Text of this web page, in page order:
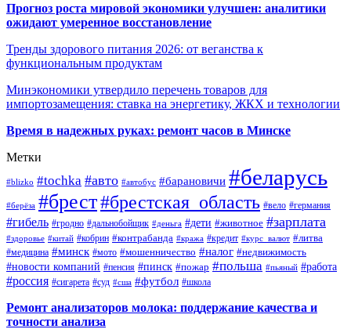
Прогноз роста мировой экономики улучшен: аналитики
ожидают умеренное восстановление
Тренды здорового питания 2026: от веганства к
функциональным продуктам
Минэкономики утвердило перечень товаров для
импортозамещения: ставка на энергетику, ЖКХ и технологии
Время в надежных руках: ремонт часов в Минске
Метки
#blizko #tochka #авто #автобус #барановичи #беларусь
#берёза #брест#брестская_область #вело #германия
#гибель #гродно #дальнобойщик #деньга #дети #животное #зарплата
#здоровье #китай #кобрин #контрабанда #кража #кредит #курс_валют #литва
#медицина #минск #мото #мошенничество #налог #недвижимость
#новости компаний #пенсия #пинск #пожар #польша #пьяный #работа
#россия #сигарета #суд #сша #футбол #школа
Ремонт анализаторов молока: поддержание качества и
точности анализа